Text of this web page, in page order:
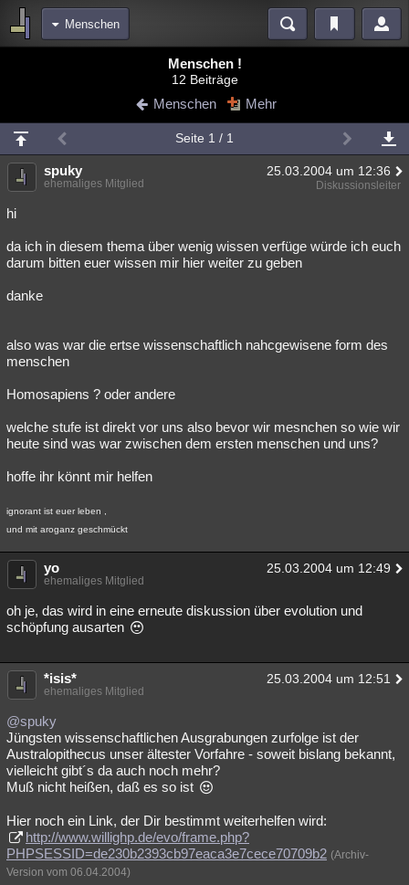
Menschen
Blogs
Chat Wiki Neuigkeiten
meine Rubriken
Menschen Mystery Kriminalfälle
Natur Umfragen Unterhaltung
Philosophie
Helpdesk Gruppen Gaming Filme
Übersichten
Besucht Teilgenommen Alle Neue Geschlossen
Menschen !
12 Beiträge
Menschen Mehr
Seite 1 / 1
spuky 25.03.2004 um 12:36
ehemaliges Mitglied Diskussionsleiter
hi
da ich in diesem thema über wenig wissen verfüge würde ich euch
darum bitten euer wissen mir hier weiter zu geben
danke
also was war die ertse wissenschaftlich nahcgewisene form des
menschen
Homosapiens ? oder andere
welche stufe ist direkt vor uns also bevor wir mesnchen so wie wir
heute sind was war zwischen dem ersten menschen und uns?
hoffe ihr könnt mir helfen
ignorant ist euer leben ,
und mit aroganz geschmückt
yo 25.03.2004 um 12:49
ehemaliges Mitglied
oh je, das wird in eine erneute diskussion über evolution und
schöpfung ausarten
*isis* 25.03.2004 um 12:51
ehemaliges Mitglied
@spuky
Jüngsten wissenschaftlichen Ausgrabungen zurfolge ist der
Australopithecus unser ältester Vorfahre - soweit bislang bekannt,
vielleicht gibt´s da auch noch mehr?
Muß nicht heißen, daß es so ist
Hier noch ein Link, der Dir bestimmt weiterhelfen wird:
http://www.willighp.de/evo/frame.php?
PHPSESSID=de230b2393cb97eaca3e7cece70709b2 (Archiv-
Version vom 06.04.2004)